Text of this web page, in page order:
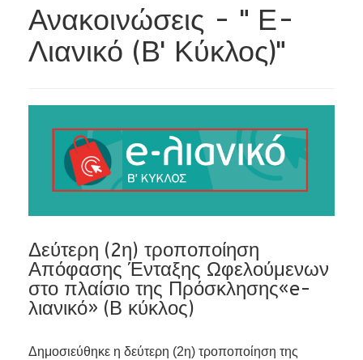
Ανακοινώσεις - " Ε-
Λιανικό (Β' Κύκλος)"
Δεύτερη (2η) τροποποίηση
Απόφασης Ένταξης Ωφελούμενων
στο πλαίσιο της Πρόσκλησης«e-
λιανικό» (Β κύκλος)
Δημοσιεύθηκε η δεύτερη (2η) τροποποίηση της